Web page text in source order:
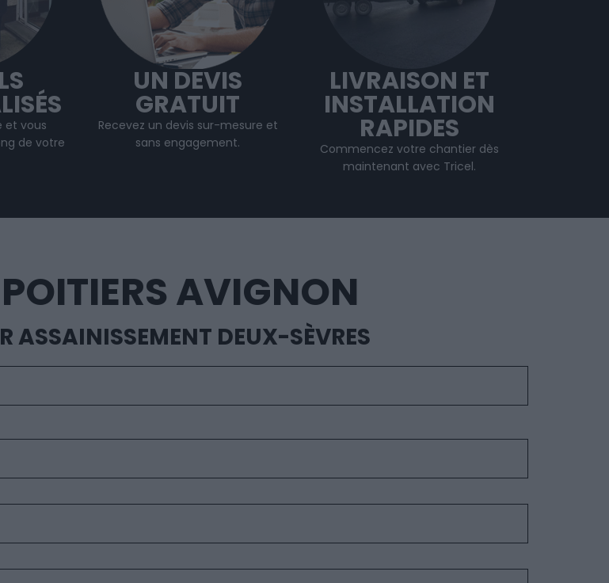
et vous
de votre
UN DEVIS
GRATUIT
Recevez un devis sur-mesure et
sans engagement.
LIVRAISON ET
INSTALLATION
RAPIDES
Commencez votre chantier dès
maintenant avec Tricel.
AVIGNON
ASSAINISSEMENT DEUX-SÈVRES